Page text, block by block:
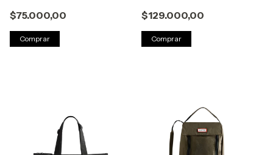
$75.000,00
Comprar
$129.000,00
Comprar